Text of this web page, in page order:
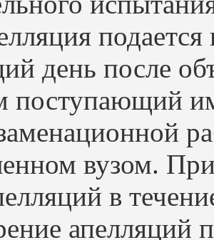
день после
поступающий
вузом.
в
апелляций